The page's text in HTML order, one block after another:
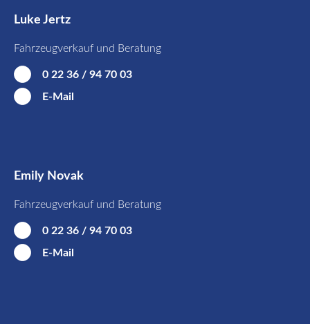
Luke Jertz
Fahrzeugverkauf und Beratung
0 22 36 / 94 70 03
E-Mail
Emily Novak
Fahrzeugverkauf und Beratung
0 22 36 / 94 70 03
E-Mail